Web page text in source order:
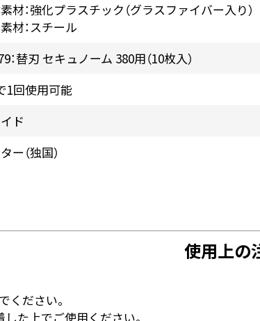
材：強化プラスチック（グラスファイバー入り）
材：スチール
：替刃 セキュノーム 380用（10枚入）
1回使用可能
ド
ー（独国）
使用上の
ください。
した上でご使用ください。